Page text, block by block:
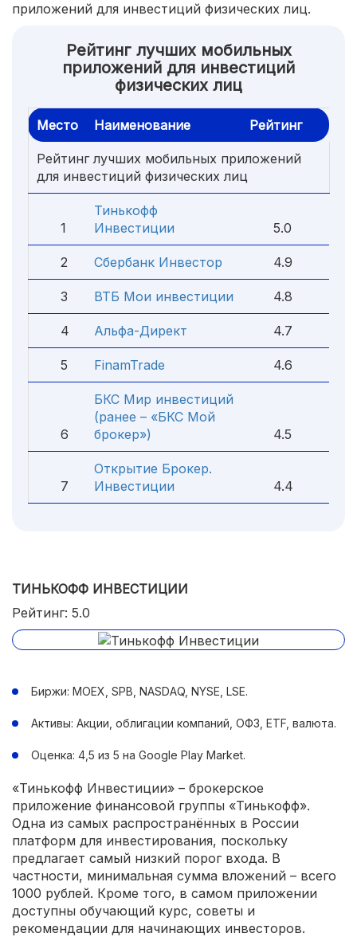
приложений для инвестиций физических лиц.
Рейтинг лучших мобильных
приложений для инвестиций
физических лиц
Место Наименование Рейтинг
Рейтинг лучших мобильных приложений
для инвестиций физических лиц
1
Тинькофф
Инвестиции
5.0
2 Сбербанк Инвестор 4.9
3 ВТБ Мои инвестиции 4.8
4 Альфа-Директ 4.7
5 FinamTrade 4.6
6
БКС Мир инвестиций
(ранее – «БКС Мой
брокер»)
4.5
7
Открытие Брокер.
Инвестиции
4.4
ТИНЬКОФФ ИНВЕСТИЦИИ
Рейтинг: 5.0
Биржи: MOEX, SPB, NASDAQ, NYSE, LSE.
Активы: Акции, облигации компаний, ОФЗ, ETF, валюта.
Оценка: 4,5 из 5 на Google Play Market.
«Тинькофф Инвестиции» – брокерское
приложение финансовой группы «Тинькофф».
Одна из самых распространённых в России
платформ для инвестирования, поскольку
предлагает самый низкий порог входа. В
частности, минимальная сумма вложений – всего
1000 рублей. Кроме того, в самом приложении
доступны обучающий курс, советы и
рекомендации для начинающих инвесторов.